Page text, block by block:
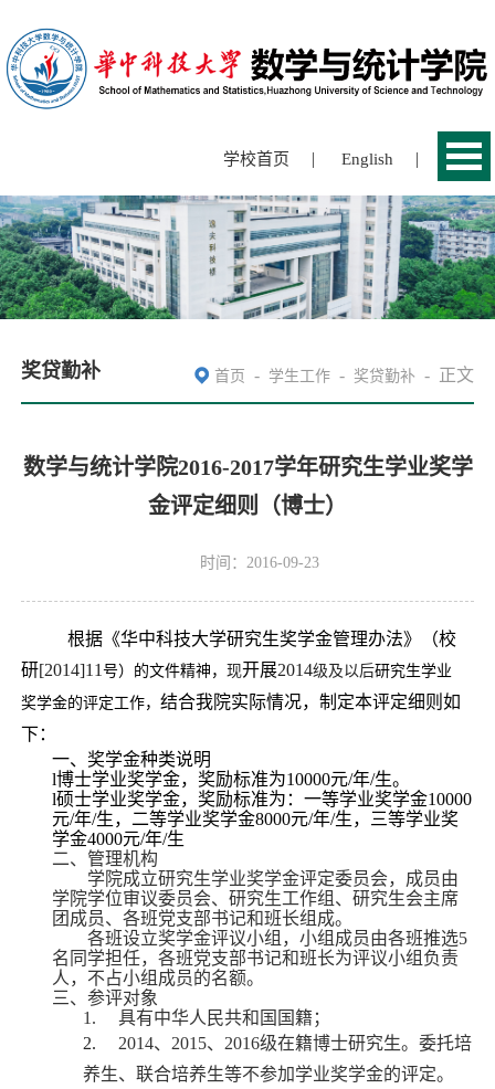
学校首页 | English |
奖贷勤补 首页 - 学生工作 - 奖贷勤补 - 正文
数学与统计学院2016-2017学年研究生学业奖学
金评定细则（博士）
时间：2016-09-23
根据《华中科技大学研究生奖学金管理办法》（校
研[2014]11号）的文件精神，现开展2014级及以后研究生学业
奖学金的评定工作，结合我院实际情况，制定本评定细则如
下：
一、 奖学金种类说明
l博士学业奖学金，奖励标准为10000元/年/生。
l硕士学业奖学金，奖励标准为：一等学业奖学金10000
元/年/生，二等学业奖学金8000元/年/生，三等学业奖
学金4000元/年/生
二、 管理机构
学院成立研究生学业奖学金评定委员会，成员由
学院学位审议委员会、研究生工作组、研究生会主席
团成员、各班党支部书记和班长组成。
各班设立奖学金评议小组，小组成员由各班推选5
名同学担任，各班党支部书记和班长为评议小组负责
人，不占小组成员的名额。
三、参评对象
1.
具有中华人民共和国国籍；
2.
2014、2015、2016级在籍博士研究生。委托培
养生、联合培养生等不参加学业奖学金的评定。